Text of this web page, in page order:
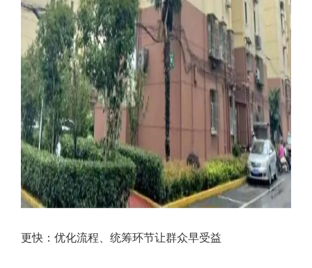
更快：优化流程、统筹环节让群众早受益